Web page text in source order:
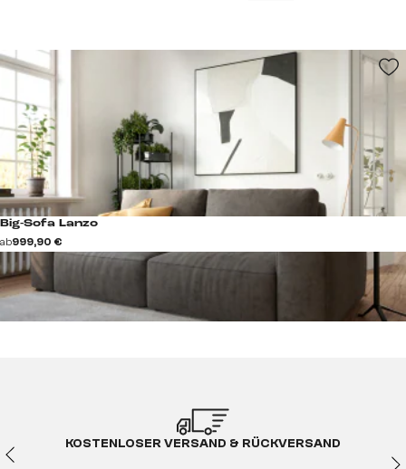
Big-Sofa Lanzo
ab999,90 €
KOSTENLOSER VERSAND & RÜCKVERSAND